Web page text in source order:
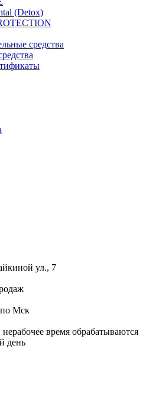
(Detox)
средства
ул., 7
по Мск
время обрабатываются
день